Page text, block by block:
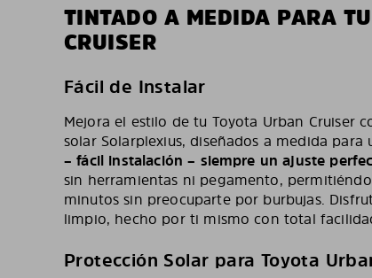
TINTADO A MEDIDA PARA
CRUISER
Fácil de Instalar
Mejora el estilo de tu Toyota Urban Cruiser
solar Solarplexius, diseñados a medida
– fácil instalación – siempre un ajuste
sin herramientas ni pegamento,
minutos sin preocuparte por burbujas.
limpio, hecho por ti mismo con total
Protección Solar para Toyota